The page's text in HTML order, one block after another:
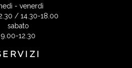
- venerdì
/ 14.30-18.00
sabato
9.00-12.30